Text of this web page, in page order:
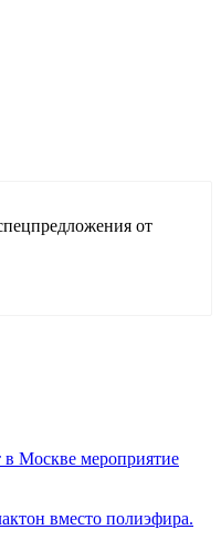
от
в Москве мероприятие
вместо полиэфира.